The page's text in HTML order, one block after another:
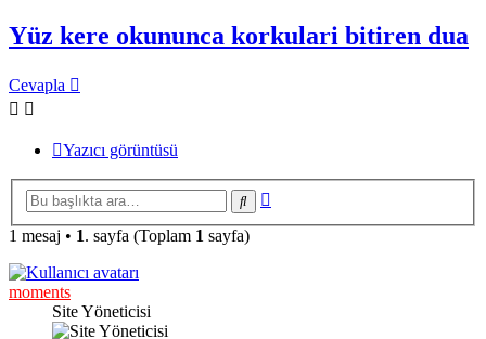
Yüz kere okununca korkulari bitiren dua
Cevapla
Yazıcı görüntüsü
Ara
1 mesaj • 1. sayfa (Toplam 1 sayfa)
moments
Site Yöneticisi